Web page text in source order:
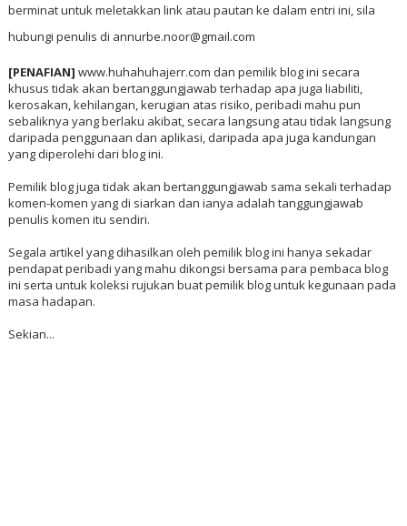
berminat untuk meletakkan link atau pautan ke dalam entri ini, sila
hubungi penulis di annurbe.noor@gmail.com
[PENAFIAN] www.huhahuhajerr.com dan pemilik blog ini secara
khusus tidak akan bertanggungjawab terhadap apa juga liabiliti,
kerosakan, kehilangan, kerugian atas risiko, peribadi mahu pun
sebaliknya yang berlaku akibat, secara langsung atau tidak langsung
daripada penggunaan dan aplikasi, daripada apa juga kandungan
yang diperolehi dari blog ini.
Pemilik blog juga tidak akan bertanggungjawab sama sekali terhadap
komen-komen yang di siarkan dan ianya adalah tanggungjawab
penulis komen itu sendiri.
Segala artikel yang dihasilkan oleh pemilik blog ini hanya sekadar
pendapat peribadi yang mahu dikongsi bersama para pembaca blog
ini serta untuk koleksi rujukan buat pemilik blog untuk kegunaan pada
masa hadapan.
Sekian...